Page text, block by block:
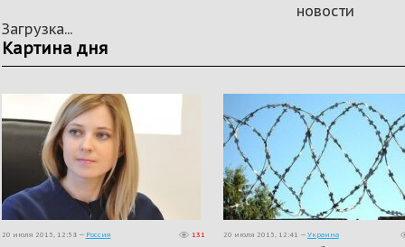
новости
Загрузка...
Картина дня
20 июля 2015, 12:58 — Россия 131 20 июля 2015, 12:41 — Украина